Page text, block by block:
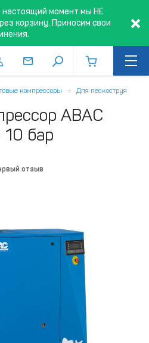
момент мы НЕ
корзину. Приносим свои
компрессоры Для пескоструя
ABAC
10 бар
отзыв